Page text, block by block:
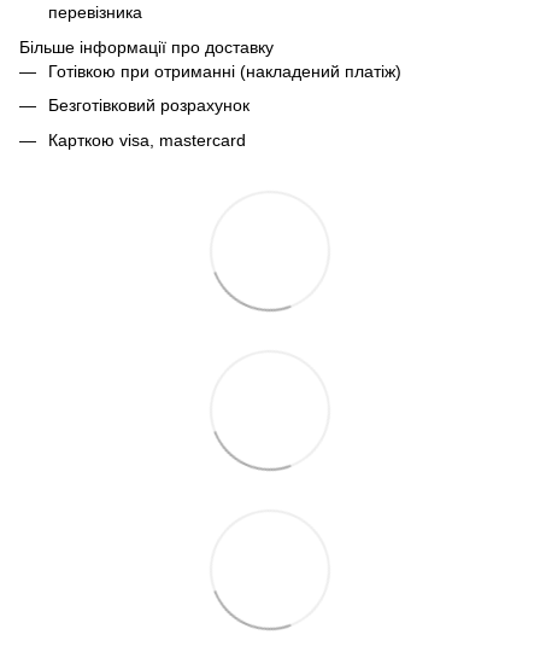
перевізника
Більше інформації про доставку
Готівкою при отриманні (накладений платіж)
Безготівковий розрахунок
Карткою visa, mastercard